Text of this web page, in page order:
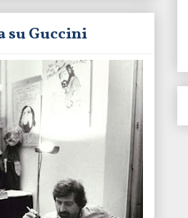
su Guccini